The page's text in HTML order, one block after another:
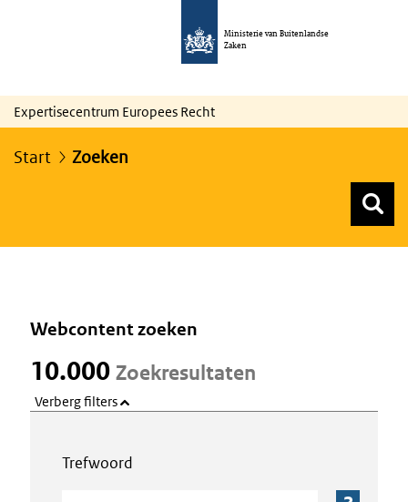
Ministerie van Buitenlandse
Zaken
Expertisecentrum Europees Recht
Start Zoeken
Webcontent zoeken
10.000 Zoekresultaten
Verberg filters
Trefwoord